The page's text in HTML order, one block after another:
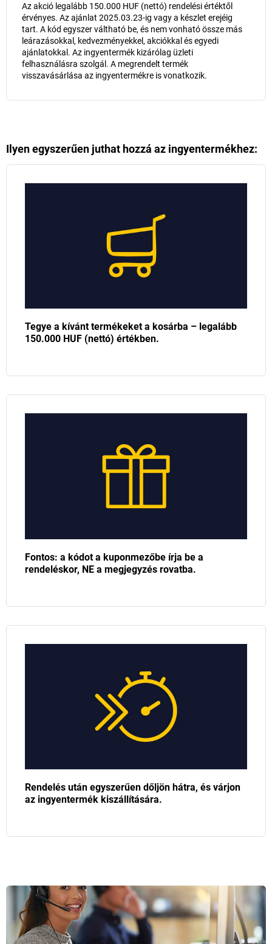
Az akció legalább 150.000 HUF (nettó) rendelési értéktől
érvényes. Az ajánlat 2025.03.23-ig vagy a készlet erejéig
tart. A kód egyszer váltható be, és nem vonható össze más
leárazásokkal, kedvezményekkel, akciókkal és egyedi
ajánlatokkal. Az ingyentermék kizárólag üzleti
felhasználásra szolgál. A megrendelt termék
visszavásárlása az ingyentermékre is vonatkozik.
Ilyen egyszerűen juthat hozzá az ingyentermékhez:
Tegye a kívánt termékeket a kosárba – legalább
150.000 HUF (nettó) értékben.
Fontos: a kódot a kuponmezőbe írja be a
rendeléskor, NE a megjegyzés rovatba.
Rendelés után egyszerűen dőljön hátra, és várjon
az ingyentermék kiszállítására.